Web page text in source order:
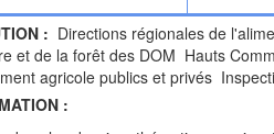
: Directions régionales de
et de la forêt des DOM Hauts
agricole publics et privés
: